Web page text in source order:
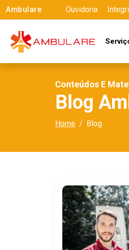
Ambulare Ouvidoria
Conteúdos E
Blog
Home Blog